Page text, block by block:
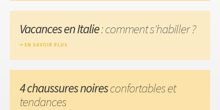
Vacances en Italie: comment s'habiller ?
EN SAVOIR PLUS
4 chaussures noiresconfortables et
tendances